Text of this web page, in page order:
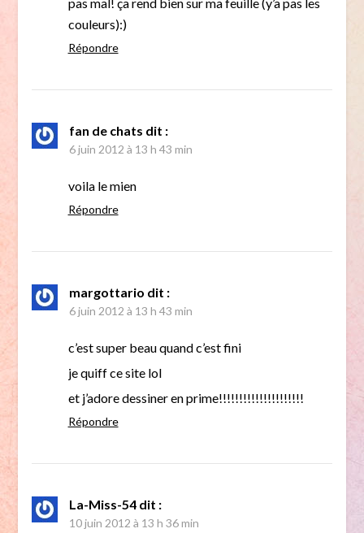
couleurs):)
Répondre
fan de chats dit :
6 juin 2012 à 13 h 43 min
voila le mien
Répondre
margottario dit :
6 juin 2012 à 13 h 43 min
c’est super beau quand c’est fini
je quiff ce site lol
et j’adore dessiner en prime!!!!!!!!!!!!!!!!!!!!!
Répondre
La-Miss-54 dit :
10 juin 2012 à 13 h 36 min